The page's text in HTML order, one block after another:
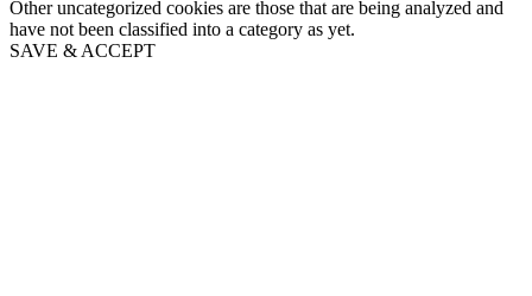
Other uncategorized cookies are those that are being analyzed and
have not been classified into a category as yet.
SAVE & ACCEPT